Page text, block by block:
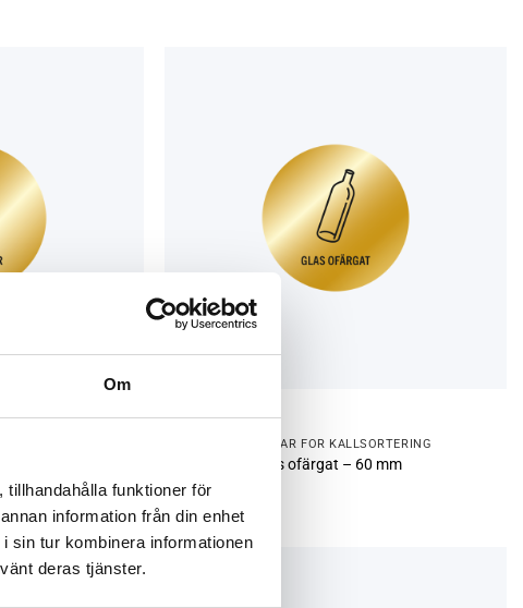
Om
tillhandahålla funktioner för
information från din enhet
sin tur kombinera informationen
deras tjänster.
GRAVERADE SKYLTAR FÖR KÄLLSORTERING
Källsortering Glas ofärgat – 60 mm
60kr